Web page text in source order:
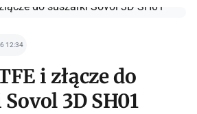
12:34
i złącze do
3D SH01